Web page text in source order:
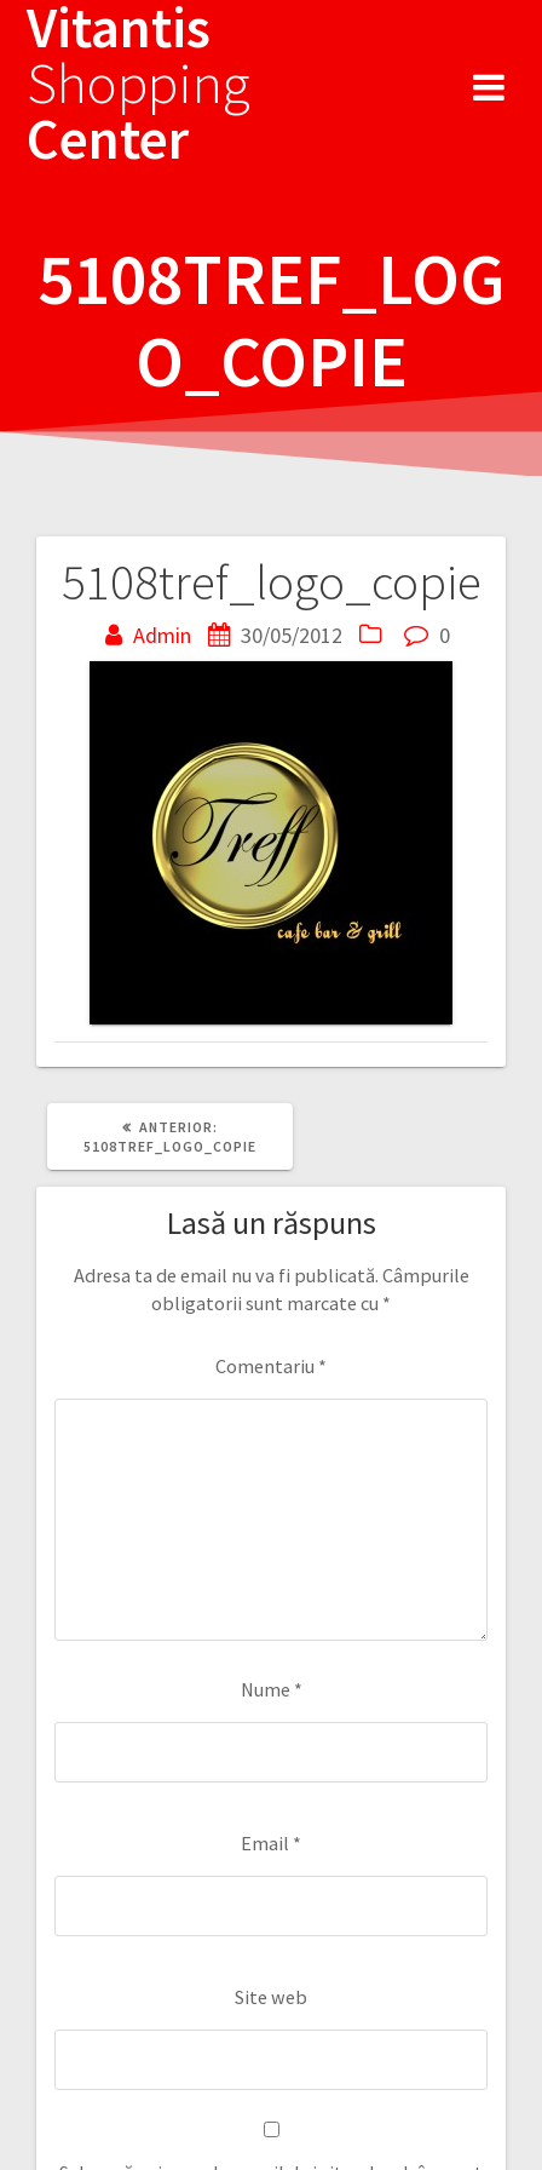
Vitantis
Shopping
Center
5108TREF_LOG
O_COPIE
5108tref_logo_copie
Admin 30/05/2012 0
Navigare
ANTERIOR:
ANTERIOR:
5108TREF_LOGO_COPIE
Lasă un răspuns
Adresa ta de email nu va fi publicată. Câmpurile
obligatorii sunt marcate cu *
Comentariu *
Nume *
Email *
Site web